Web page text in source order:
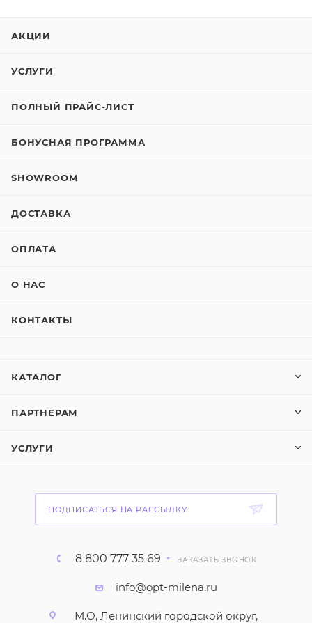
АКЦИИ
УСЛУГИ
ПОЛНЫЙ ПРАЙС-ЛИСТ
БОНУСНАЯ ПРОГРАММА
SHOWROOM
ДОСТАВКА
ОПЛАТА
О НАС
КОНТАКТЫ
КАТАЛОГ
ПАРТНЕРАМ
УСЛУГИ
ПОДПИСАТЬСЯ НА РАССЫЛКУ
8 800 777 35 69 ЗАКАЗАТЬ ЗВОНОК
info@opt-milena.ru
М.О, Ленинский городской округ,